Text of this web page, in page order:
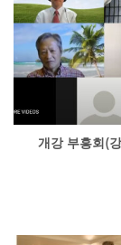
개강 부흥회(